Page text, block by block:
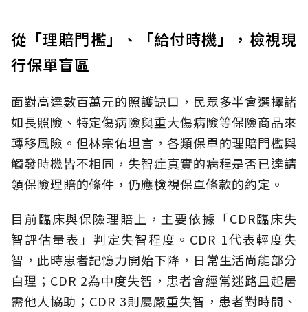
從「理賠門檻」、「給付時機」，檢視現
行保單盲區
面對高達數百萬元的照護缺口，民眾多半會選擇諸
如長照險、特定傷病險與重大傷病險等保險商品來
轉移風險。但林宗佑坦言，各類保單的理賠門檻與
觸發時機皆不相同，失智症真實的病程是否已達請
領保險理賠的條件，仍應檢視保單條款的約定。
目前臨床與保險理賠上，主要依據「CDR臨床失
智評估量表」判定失智程度。CDR 1代表輕度失
智，此時患者記憶力開始下降，日常生活尚能部分
自理；CDR 2為中度失智，患者會經常迷路且起居
需他人協助；CDR 3則屬嚴重失智，患者對時間、